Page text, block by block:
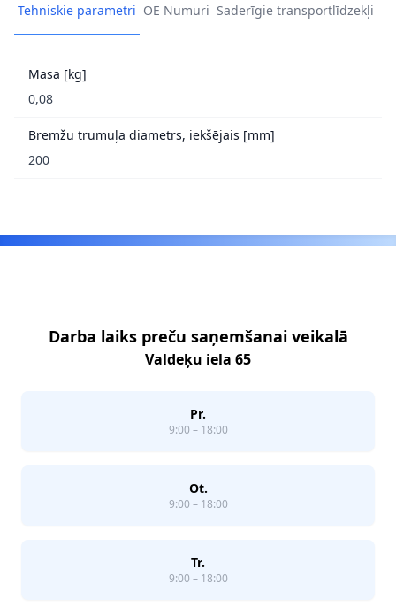
Tehniskie parametri OE Numuri Saderīgie transportlīdzekļi
Masa [kg]
0,08
Bremžu trumuļa diametrs, iekšējais [mm]
200
Darba laiks preču saņemšanai veikalā
Valdeķu iela 65
Pr.
9:00 – 18:00
Ot.
9:00 – 18:00
Tr.
9:00 – 18:00